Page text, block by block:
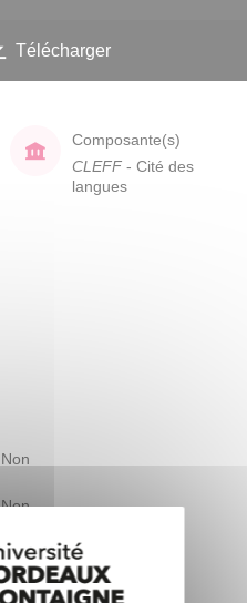
Télécharger
Composante(s)
CLEFF - Cité des
langues
Non
Non